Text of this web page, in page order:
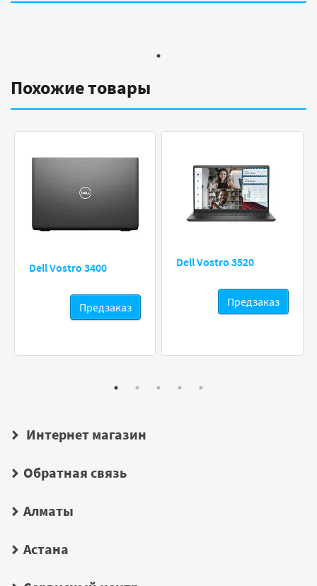
Похожие товары
Dell Vostro 3400
Предзаказ
Dell Vostro 3520
Предзаказ
Интернет магазин
Обратная связь
Алматы
Астана